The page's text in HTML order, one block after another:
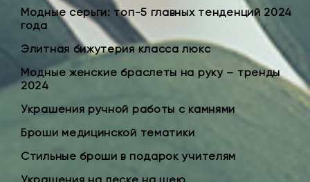
Модные серьги: топ-5 главных тенденций 2024
года
Элитная бижутерия класса люкс
Модные женские браслеты на руку – тренды
2024
Украшения ручной работы с камнями
Броши медицинской тематики
Стильные броши в подарок учителям